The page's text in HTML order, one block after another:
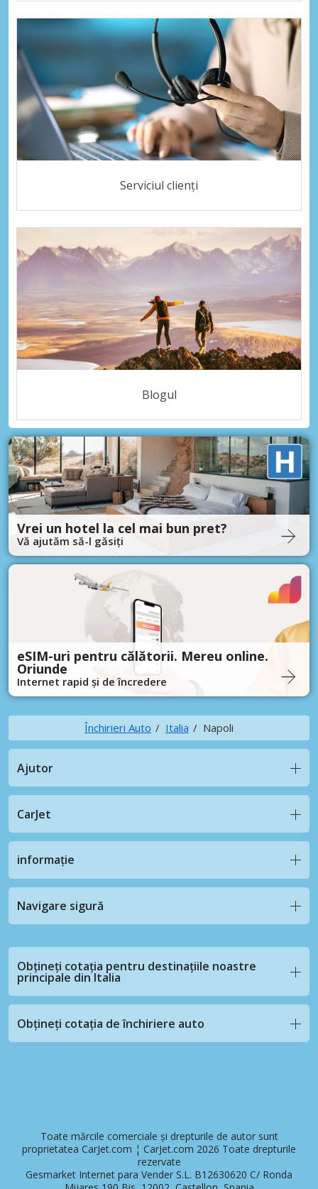
Serviciul clienți
Blogul
Vrei un hotel la cel mai bun pret?
Vă ajutăm să-l găsiți
eSIM-uri pentru călătorii. Mereu online.
Oriunde
Internet rapid și de încredere
Închirieri Auto Italia Napoli
Ajutor
CarJet
informație
Navigare sigură
Obțineți cotația pentru destinațiile noastre
principale din Italia
Obțineți cotația de închiriere auto
Toate mărcile comerciale și drepturile de autor sunt
proprietatea CarJet.com ¦ CarJet.com 2026 Toate drepturile
rezervate
Gesmarket Internet para Vender S.L. B12630620 C/ Ronda